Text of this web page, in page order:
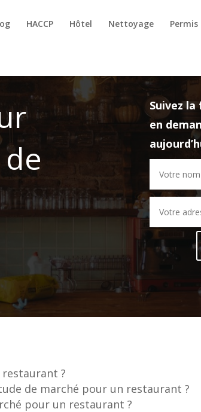
HACCP Hôtel Nettoyage
Suivez
en
?
de marché pour un restaurant ?
pour un restaurant ?